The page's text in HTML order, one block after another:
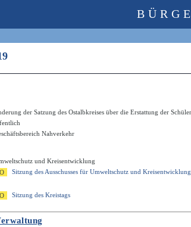
der Satzung des Ostalbkreises über die Erstattung der
Nahverkehr
und Kreisentwicklung
Sitzung des Ausschusses für Umweltschutz und Kreisentwicklung
Sitzung des Kreistags